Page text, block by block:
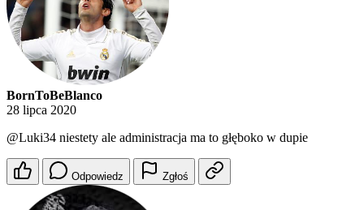
BornToBeBlanco
28 lipca 2020
@Luki34 niestety ale administracja ma to głęboko w dupie
Odpowiedz Zgłoś